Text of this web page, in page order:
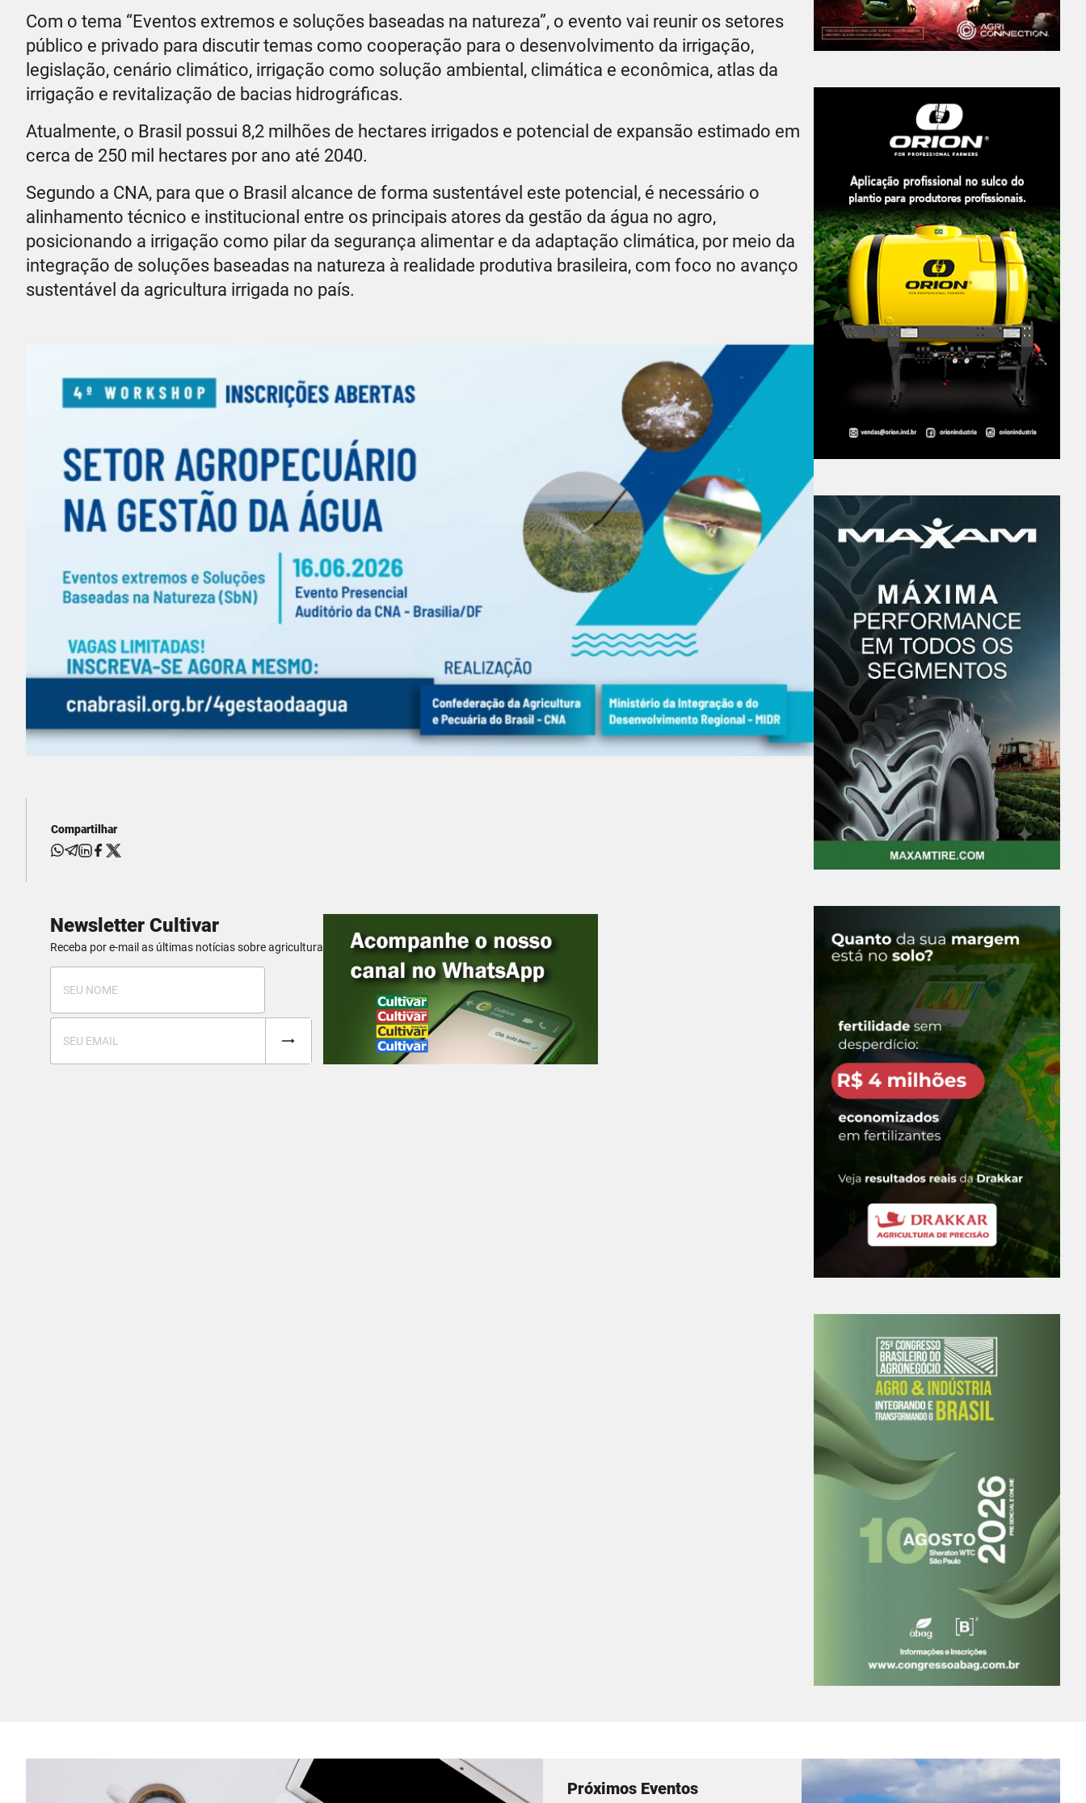
Com o tema “Eventos extremos e soluções baseadas na natureza”, o evento vai reunir os setores
público e privado para discutir temas como cooperação para o desenvolvimento da irrigação,
legislação, cenário climático, irrigação como solução ambiental, climática e econômica, atlas da
irrigação e revitalização de bacias hidrográficas.
Atualmente, o Brasil possui 8,2 milhões de hectares irrigados e potencial de expansão estimado em
cerca de 250 mil hectares por ano até 2040.
Segundo a CNA, para que o Brasil alcance de forma sustentável este potencial, é necessário o
alinhamento técnico e institucional entre os principais atores da gestão da água no agro,
posicionando a irrigação como pilar da segurança alimentar e da adaptação climática, por meio da
integração de soluções baseadas na natureza à realidade produtiva brasileira, com foco no avanço
sustentável da agricultura irrigada no país.
Compartilhar
Newsletter Cultivar
Receba por e-mail as últimas notícias sobre agricultura
Próximos Eventos